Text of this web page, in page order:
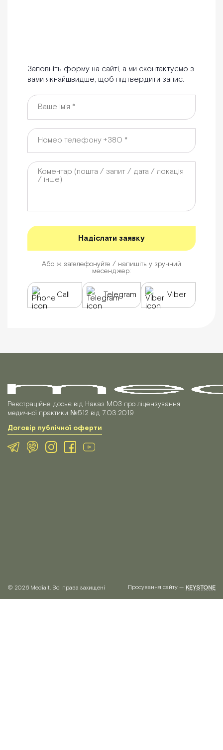
Заповніть форму на сайті, а ми сконтактуємо з
вами якнайшвидше, щоб підтвердити запис.
Або ж зателефонуйте / напишіть у зручний
месенджер:
Call Telegram Viber
Реєстраційне досьє від Наказ МОЗ про ліцензування
медичної практики №512 від 7.03.2019
Договір публічної оферти
© 2026 Medialt. Всі права захищені Просування сайту — KEYSTONE